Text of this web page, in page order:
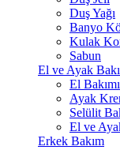
Duş Yağı
Banyo
Kulak
Sabun
El ve Ayak
El Bakımı
Ayak
Selülit
El ve
Erkek Bakım